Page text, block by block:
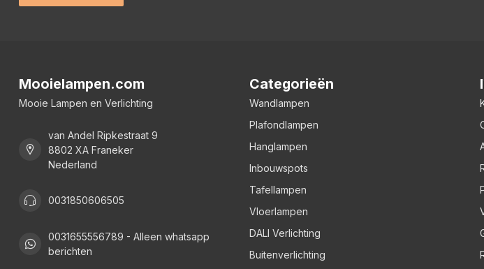
Mooielampen.com
Mooie Lampen en Verlichting
van Andel Ripkestraat 9
8802 XA Franeker
Nederland
0031850606505
0031655556789 - Alleen whatsapp
berichten
Categorieën
Wandlampen
Plafondlampen
Hanglampen
Inbouwspots
Tafellampen
Vloerlampen
DALI Verlichting
Buitenverlichting